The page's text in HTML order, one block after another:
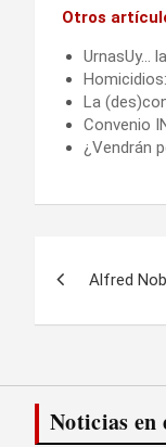
Otros
UrnasUy…
La
Convenio
¿Vendrán
Alfred
Noticias en